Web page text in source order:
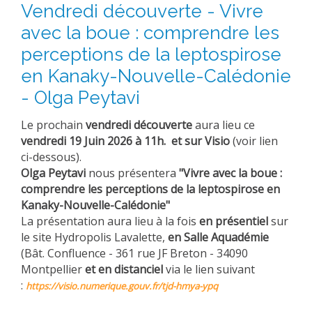
Vendredi découverte - Vivre
avec la boue : comprendre les
perceptions de la leptospirose
en Kanaky-Nouvelle-Calédonie
- Olga Peytavi
Le prochain vendredi découverteaura lieu ce
vendredi 19 Juin 2026 à 11h. et sur Visio(voir lien
ci-dessous).
Olga Peytavi nous présentera "Vivre avec la boue :
comprendre les perceptions de la leptospirose en
Kanaky-Nouvelle-Calédonie"
La présentation aura lieu à la fois en présentielsur
le site Hydropolis Lavalette, en Salle Aquadémie
(Bât. Confluence - 361 rue JF Breton - 34090
Montpellieret en distancielvia le lien suivant
: https://visio.numerique.gouv.fr/tjd-hmya-ypq